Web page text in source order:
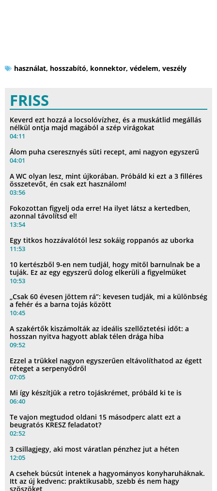
használat, hosszabító, konnektor, védelem, veszély
FRISS
Keverd ezt hozzá a locsolóvízhez, és a muskátlid megállás
nélkül ontja majd magából a szép virágokat
04:11
Álom puha cseresznyés süti recept, ami nagyon egyszerű
04:01
A WC olyan lesz, mint újkorában. Próbáld ki ezt a 3 filléres
összetevőt, én csak ezt használom!
03:56
Fokozottan figyelj oda erre! Ha ilyet látsz a kertedben,
azonnal távolítsd el!
13:54
Egy titkos hozzávalótól lesz sokáig roppanós az uborka
11:53
10 kertészből 9-en nem tudjál, hogy mitől barnulnak be a
tuják. Ez az egy egyszerű dolog elkerüli a figyelmüket
10:53
„Csak 60 évesen jöttem rá”: kevesen tudják, mi a különbség
a fehér és a barna tojás között
10:45
A szakértők kiszámolták az ideális szellőztetési időt: a
hosszan nyitva hagyott ablak télen drága hiba
09:52
Ezzel a trükkel nagyon egyszerűen eltávolíthatod az égett
réteget a serpenyődről
07:05
Mi így készítjük a retro tojáskrémet, próbáld ki te is
06:40
Te vajon megtudod oldani 15 másodperc alatt ezt a
beugratós KRESZ feladatot?
02:52
3 csillagjegy, aki most váratlan pénzhez jut a héten
12:05
A csehek búcsút intenek a hagyományos konyharuháknak.
Itt az új kedvenc: praktikusabb, szebb és nem hagy
szöszöket